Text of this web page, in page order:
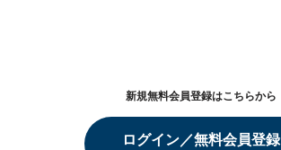
新規無料会員登録はこちらから
ログイン／無料会員登録